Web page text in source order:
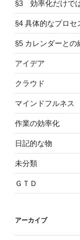
§3 効率化だけで
§4 具体的なプロセ
§5 カレンダーとの
アイデア
クラウド
マインドフルネス
作業の効率化
日記的な物
未分類
ＧＴＤ
アーカイブ